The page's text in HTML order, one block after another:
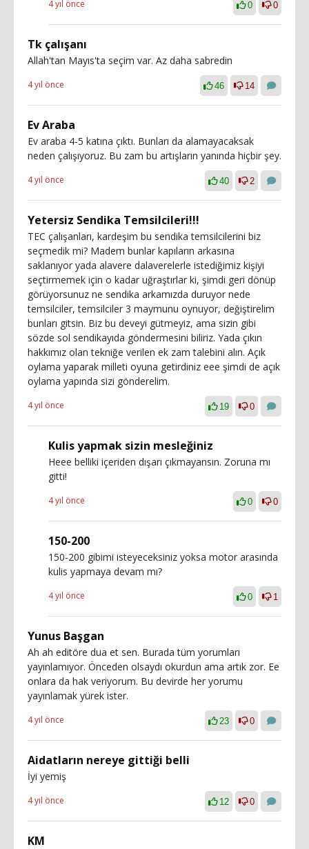
4 yıl önce 0 0
Tk çalışanı
Allah'tan Mayıs'ta seçim var. Az daha sabredin
4 yıl önce 46 14
Ev Araba
Ev araba 4-5 katına çıktı. Bunları da alamayacaksak
neden çalışıyoruz. Bu zam bu artışların yanında hiçbir şey.
4 yıl önce 40 2
Yetersiz Sendika Temsilcileri!!!
TEC çalışanları, kardeşim bu sendika temsilcilerini biz
seçmedik mi? Madem bunlar kapıların arkasına
saklanıyor yada alavere dalaverelerle istediğimiz kişiyi
seçtirmemek için o kadar uğraştırlar ki, şimdi geri dönüp
görüyorsunuz ne sendika arkamızda duruyor nede
temsilciler, temsilciler 3 maymunu oynuyor, değiştirelim
bunları gitsin. Biz bu deveyi gütmeyiz, ama sizin gibi
sözde sol sendikayıda göndermesini biliriz. Yada çıkın
hakkımız olan tekniğe verilen ek zam talebini alın. Açık
oylama yaparak milleti oyuna getirdiniz eee şimdi de açık
oylama yapında sizi gönderelim.
4 yıl önce 19 0
Kulis yapmak sizin mesleğiniz
Heee belliki içeriden dışarı çıkmayansın. Zoruna mı
gitti!
4 yıl önce 0 0
150-200
150-200 gibimi isteyeceksiniz yoksa motor arasında
kulis yapmaya devam mı?
4 yıl önce 0 1
Yunus Başgan
Ah ah editöre dua et sen. Burada tüm yorumları
yayınlamıyor. Önceden olsaydı okurdun ama artık zor. Ee
onlara da hak veriyorum. Bu devirde her yorumu
yayınlamak yürek ister.
4 yıl önce 23 0
Aidatların nereye gittiği belli
İyi yemiş
4 yıl önce 12 0
KM